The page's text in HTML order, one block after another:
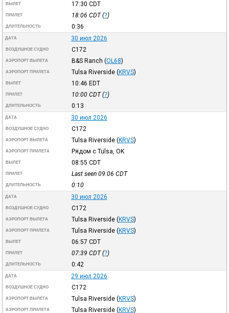
ВЫЛЕТ 17:30 CDT
ПРИЛЕТ 18:06 CDT(?)
ДЛИТЕЛЬНОСТЬ 0:36
ДАТА 30 июл 2026
ВОЗДУШНОЕ СУДНО C172
АЭРОПОРТ ВЫЛЕТА B&S Ranch (OL68)
АЭРОПОРТ ПРИЛЕТА Tulsa Riverside (KRVS)
ВЫЛЕТ 10:46 EDT
ПРИЛЕТ 10:00 CDT(?)
ДЛИТЕЛЬНОСТЬ 0:13
ДАТА 30 июл 2026
ВОЗДУШНОЕ СУДНО C172
АЭРОПОРТ ВЫЛЕТА Tulsa Riverside (KRVS)
АЭРОПОРТ ПРИЛЕТА Рядом с Tulsa, OK
ВЫЛЕТ 08:55 CDT
ПРИЛЕТ Last seen 09:06 CDT
ДЛИТЕЛЬНОСТЬ 0:10
ДАТА 30 июл 2026
ВОЗДУШНОЕ СУДНО C172
АЭРОПОРТ ВЫЛЕТА Tulsa Riverside (KRVS)
АЭРОПОРТ ПРИЛЕТА Tulsa Riverside (KRVS)
ВЫЛЕТ 06:57 CDT
ПРИЛЕТ 07:39 CDT(?)
ДЛИТЕЛЬНОСТЬ 0:42
ДАТА 29 июл 2026
ВОЗДУШНОЕ СУДНО C172
АЭРОПОРТ ВЫЛЕТА Tulsa Riverside (KRVS)
АЭРОПОРТ ПРИЛЕТА Tulsa Riverside (KRVS)